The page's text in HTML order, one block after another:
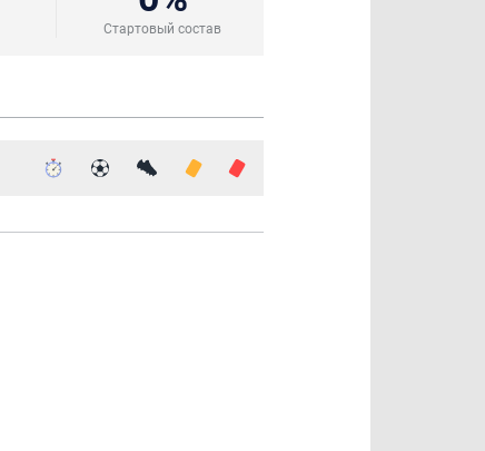
Стартовый состав